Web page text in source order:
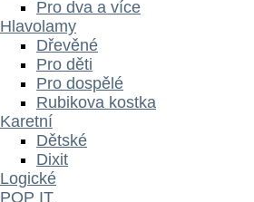
Pro dva a více
Hlavolamy
Dřevěné
Pro děti
Pro dospělé
Rubikova kostka
Karetní
Dětské
Dixit
Logické
POP IT